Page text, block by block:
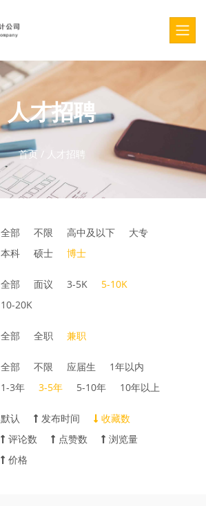
人才招聘
首页 / 人才招聘
全部 不限 高中及以下
大专
本科
硕士 博士
全部 面议 3-5K
5-10K
10-20K
全部 全职 兼职
全部 不限 应届生
1年以内
1-3年
3-5年 5-10年 10年以上
默认 发布时间
收藏数
评论数
点赞数
浏览量
价格